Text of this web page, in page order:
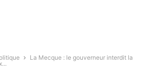
La Mecque : le gouverneur interdit la